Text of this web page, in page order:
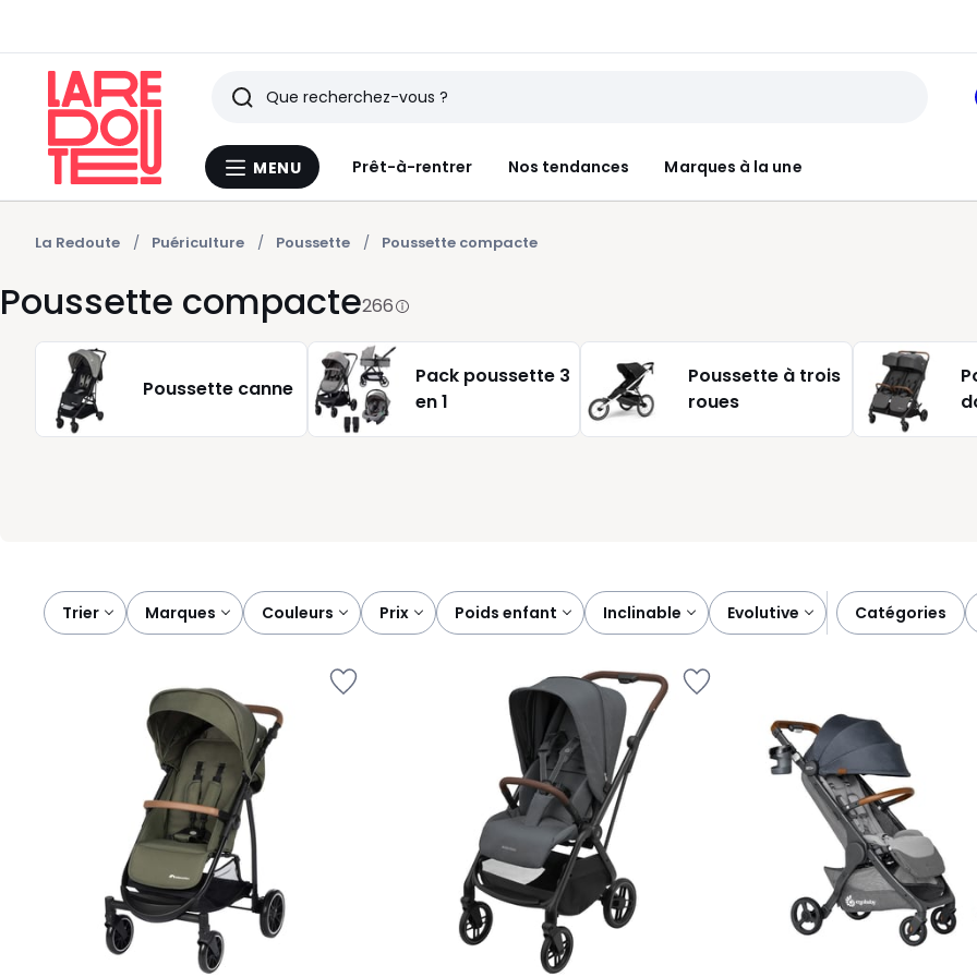
Menu
MENU Prêt-à-rentrer Nos tendances Marques à la une
Rechercher
Derniers
articles
vus
La Redoute Puériculture Poussette Poussette compacte
Poussette compacte266
Poussette canne
Pack poussette 3
en 1
Poussette à trois
roues
Trier
marques couleurs prix poids enfant inclinable evolutive catégories